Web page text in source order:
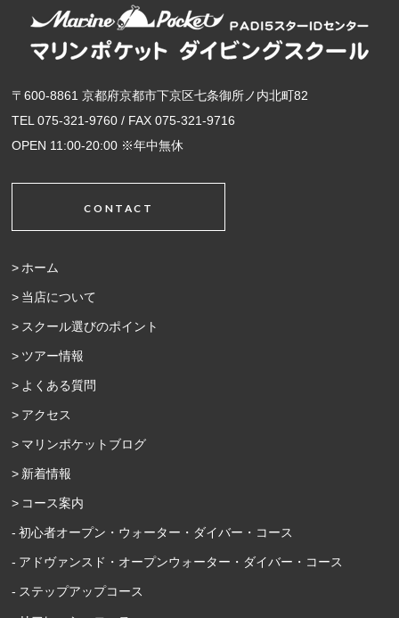
〒600-8861 京都府京都市下京区七条御所ノ内北町82
TEL 075-321-9760 / FAX 075-321-9716
OPEN 11:00-20:00 ※年中無休
CONTACT
ホーム
当店について
スクール選びのポイント
ツアー情報
よくある質問
アクセス
マリンポケットブログ
新着情報
コース案内
初心者オープン・ウォーター・ダイバー・コース
アドヴァンスド・オープンウォーター・ダイバー・コース
ステップアップコース